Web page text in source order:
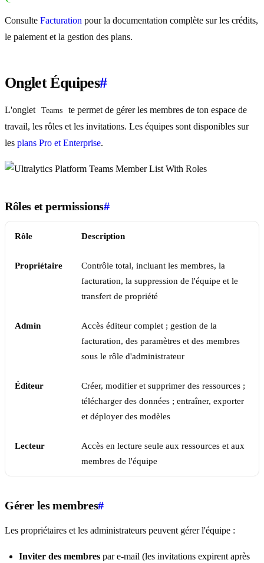
Consulte Facturation pour la documentation complète sur les crédits,
le paiement et la gestion des plans.
Onglet Équipes#
L'onglet Teams
te permet de gérer les membres de ton espace de
travail, les rôles et les invitations. Les équipes sont disponibles sur
les plans Pro et Enterprise.
Rôles et permissions#
Rôle Description
Propriétaire
Contrôle total, incluant les membres, la
facturation, la suppression de l'équipe et le
transfert de propriété
Admin
Accès éditeur complet ; gestion de la
facturation, des paramètres et des membres
sous le rôle d'administrateur
Éditeur
Créer, modifier et supprimer des ressources ;
télécharger des données ; entraîner, exporter
et déployer des modèles
Lecteur
Accès en lecture seule aux ressources et aux
membres de l'équipe
Gérer les membres#
Les propriétaires et les administrateurs peuvent gérer l'équipe :
Inviter des membres par e-mail (les invitations expirent après